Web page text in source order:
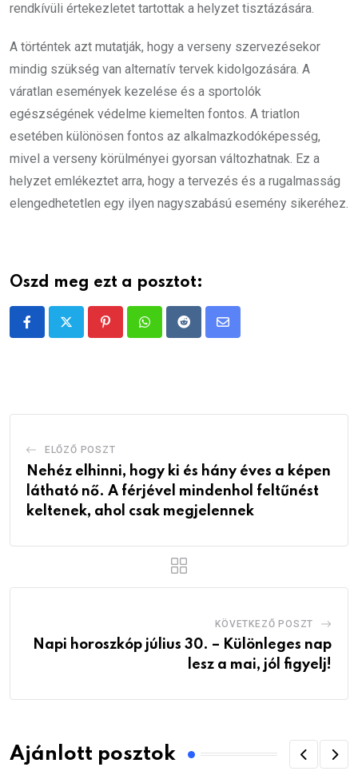
rendkívüli értekezletet tartottak a helyzet tisztázására.
A történtek azt mutatják, hogy a verseny szervezésekor
mindig szükség van alternatív tervek kidolgozására. A
váratlan események kezelése és a sportolók
egészségének védelme kiemelten fontos. A triatlon
esetében különösen fontos az alkalmazkodóképesség,
mivel a verseny körülményei gyorsan változhatnak. Ez a
helyzet emlékeztet arra, hogy a tervezés és a rugalmasság
elengedhetetlen egy ilyen nagyszabású esemény sikeréhez.
Oszd meg ezt a posztot:
PinterestWhatsappRedditShare
ELŐZŐ POSZT
Nehéz elhinni, hogy ki és hány éves a képen
látható nő. A férjével mindenhol feltűnést
keltenek, ahol csak megjelennek
KÖVETKEZŐ POSZT
Napi horoszkóp július 30. – Különleges nap
lesz a mai, jól figyelj!
Ajánlott posztok